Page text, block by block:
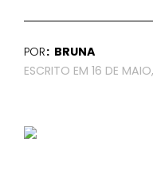
POR BRUNA
16 DE